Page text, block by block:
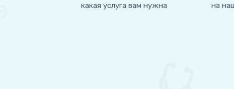
какая услуга вам нужна
на